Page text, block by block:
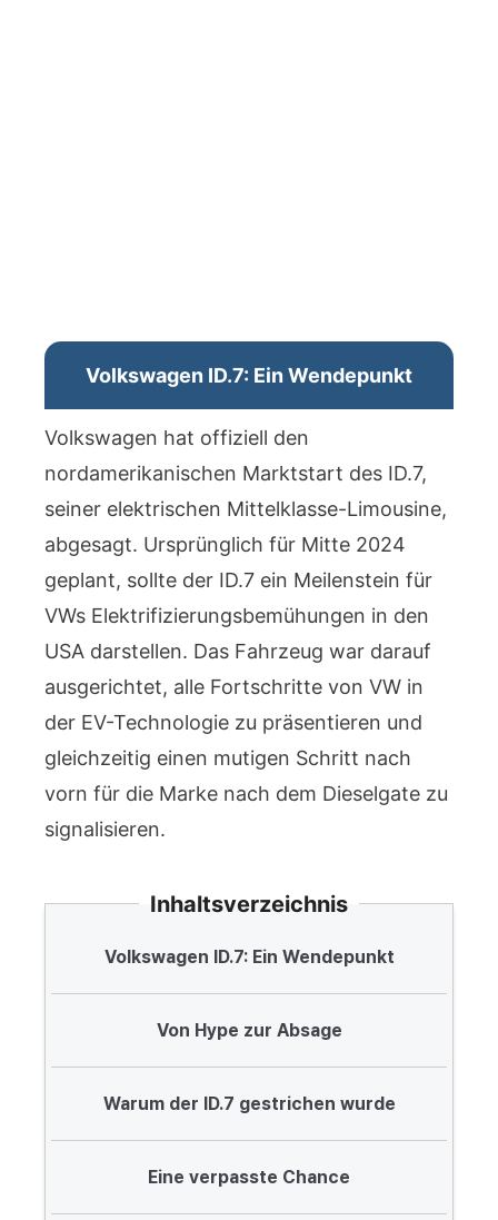
Volkswagen ID.7: Ein Wendepunkt
Volkswagen hat offiziell den
nordamerikanischen Marktstart des ID.7,
seiner elektrischen Mittelklasse-Limousine,
abgesagt. Ursprünglich für Mitte 2024
geplant, sollte der ID.7 ein Meilenstein für
VWs Elektrifizierungsbemühungen in den
USA darstellen. Das Fahrzeug war darauf
ausgerichtet, alle Fortschritte von VW in
der EV-Technologie zu präsentieren und
gleichzeitig einen mutigen Schritt nach
vorn für die Marke nach dem Dieselgate zu
signalisieren.
Inhaltsverzeichnis
Volkswagen ID.7: Ein Wendepunkt
Von Hype zur Absage
Warum der ID.7 gestrichen wurde
Eine verpasste Chance